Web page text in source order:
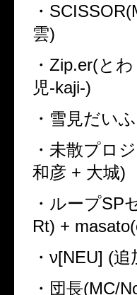
・
雲)
・ Zip.er(とわ
児-kaji-)
・雪見だい
・未散プロ
和彦 + 大城)
・ループSP
Rt) +
・ ν[NEU] (追
・団長(MC/